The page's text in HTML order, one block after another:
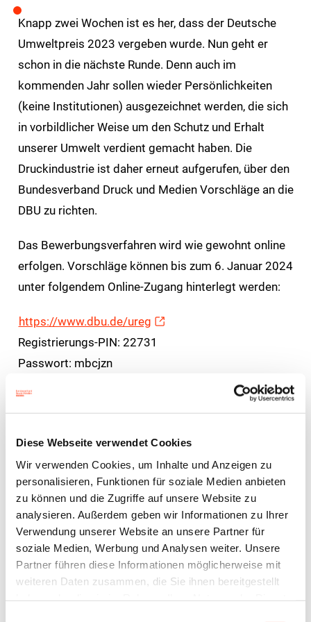
Diese Webseite verwendet Cookies
Wir verwenden Cookies, um Inhalte und Anzeigen zu
personalisieren, Funktionen für soziale Medien anbieten
zu können und die Zugriffe auf unsere Website zu
analysieren. Außerdem geben wir Informationen zu Ihrer
Verwendung unserer Website an unsere Partner für
soziale Medien, Werbung und Analysen weiter. Unsere
Partner führen diese Informationen möglicherweise mit
weiteren Daten zusammen, die Sie ihnen bereitgestellt
Knapp zwei Wochen ist es her, dass der Deutsche
Umweltpreis 2023 vergeben wurde. Nun geht er
schon in die nächste Runde. Denn auch im
kommenden Jahr sollen wieder Persönlichkeiten
(keine Institutionen) ausgezeichnet werden, die sich
in vorbildlicher Weise um den Schutz und Erhalt
unserer Umwelt verdient gemacht haben. Die
Druckindustrie ist daher erneut aufgerufen, über den
Bundesverband Druck und Medien Vorschläge an die
DBU zu richten.
Das Bewerbungsverfahren wird wie gewohnt online
erfolgen. Vorschläge können bis zum 6. Januar 2024
unter folgendem Online-Zugang hinterlegt werden:
https://www.dbu.de/ureg
Registrierungs-PIN: 22731
Passwort: mbcjzn
Sie können die Zugangsdaten auch anderen
Personen (insbesondere potenziellen Antragstellern)
zur Verfügung stellen. Auf der Startseite erscheint
ein Formular, in das Sie Ihre Kontaktdaten eingeben.
Sie erhalten dann Ihren persönlichen
Registrierungscode, mit dem Sie Zugang zu den
Antragsformularen und weiteren Informationen
erhalten. Jeder, der sich mit diesen Daten bei der
DBU anmeldet, sieht nur seine eigenen Daten. In der
Anlage erhalten Sie eine Übersicht, welche Daten
nach der Registrierung von den jeweiligen